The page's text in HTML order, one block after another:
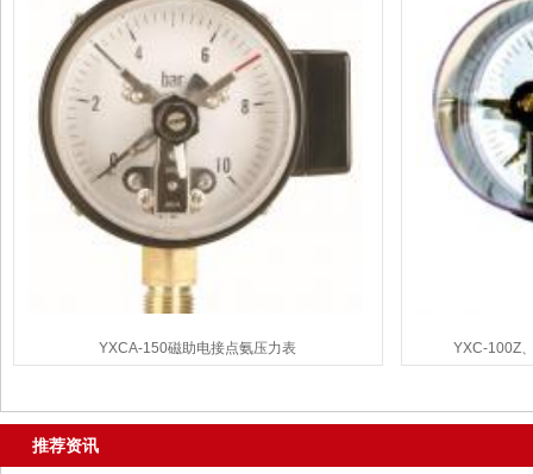
YXCA-150磁助电接点氨压力表 YXC-100Z
推荐资讯